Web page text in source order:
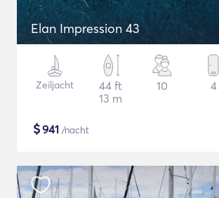
Elan Impression 43
Zeiljacht
44 ft
13 m
10 4
$941 /nacht